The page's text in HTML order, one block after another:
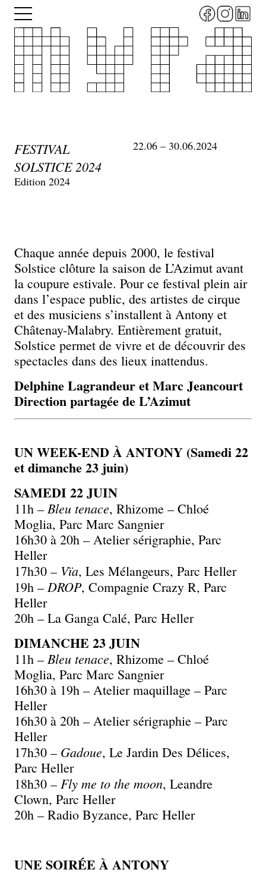
Aller
contenu
principal
Menu
FESTIVAL
SOLSTICE 2024
Edition 2024
22.06 – 30.06.2024
Chaque année depuis 2000, le festival
Solstice clôture la saison de L’Azimut avant
la coupure estivale. Pour ce festival plein air
dans l’espace public, des artistes de cirque
et des musiciens s’installent à Antony et
Châtenay-Malabry. Entièrement gratuit,
Solstice permet de vivre et de découvrir des
spectacles dans des lieux inattendus.
Delphine Lagrandeur et Marc Jeancourt
Direction partagée de L’Azimut
UN WEEK-END À ANTONY (Samedi 22
et dimanche 23 juin)
SAMEDI 22 JUIN
11h – Bleu tenace, Rhizome – Chloé
Moglia, Parc Marc Sangnier
16h30 à 20h – Atelier sérigraphie, Parc
Heller
17h30 – Vïa, Les Mélangeurs, Parc Heller
19h – DROP, Compagnie Crazy R, Parc
Heller
20h – La Ganga Calé, Parc Heller
DIMANCHE 23 JUIN
11h – Bleu tenace, Rhizome – Chloé
Moglia, Parc Marc Sangnier
16h30 à 19h – Atelier maquillage – Parc
Heller
16h30 à 20h – Atelier sérigraphie – Parc
Heller
17h30 – Gadoue, Le Jardin Des Délices,
Parc Heller
18h30 – Fly me to the moon, Leandre
Clown, Parc Heller
20h – Radio Byzance, Parc Heller
UNE SOIRÉE À ANTONY